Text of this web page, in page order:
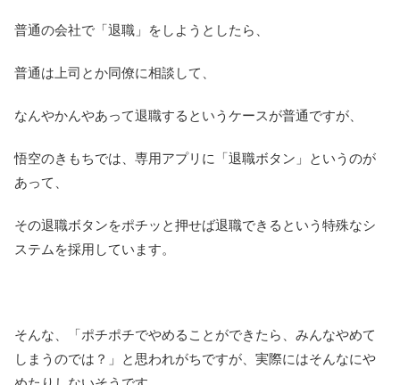
普通の会社で「退職」をしようとしたら、
普通は上司とか同僚に相談して、
なんやかんやあって退職するというケースが普通ですが、
悟空のきもちでは、専用アプリに「退職ボタン」というのが
あって、
その退職ボタンをポチッと押せば退職できるという特殊なシ
ステムを採用しています。
そんな、「ポチポチでやめることができたら、みんなやめて
しまうのでは？」と思われがちですが、実際にはそんなにや